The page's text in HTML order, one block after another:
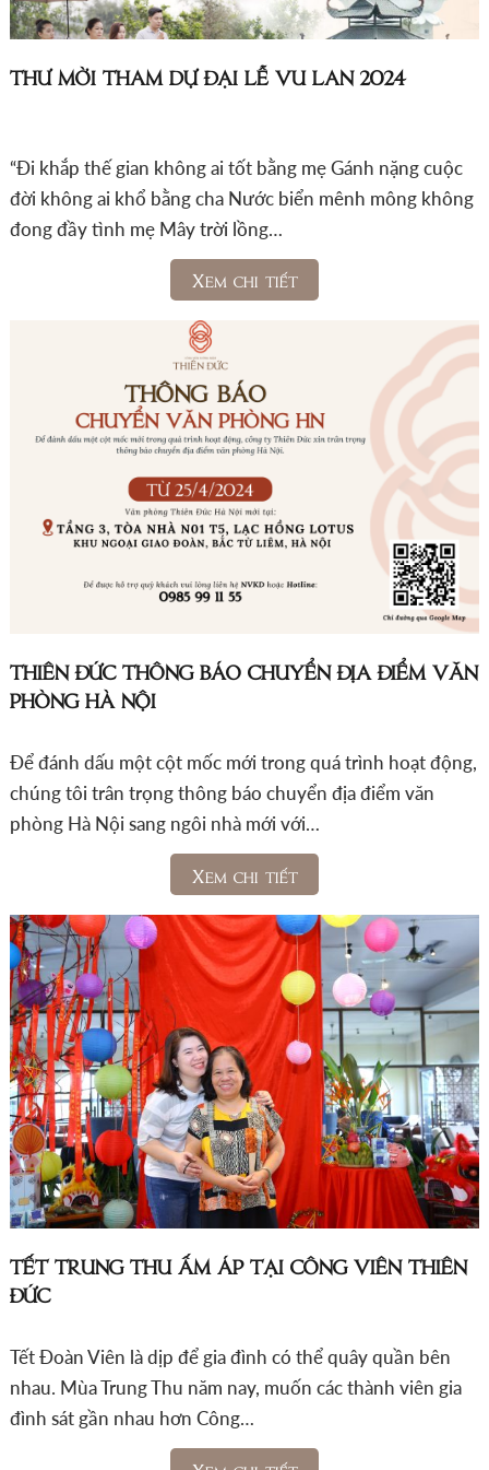
THƯ MỜI THAM DỰ ĐẠI LỄ VU LAN 2024
“Đi khắp thế gian không ai tốt bằng mẹ Gánh nặng cuộc
đời không ai khổ bằng cha Nước biển mênh mông không
đong đầy tình mẹ Mây trời lồng…
Xem chi tiết
THIÊN ĐỨC THÔNG BÁO CHUYỂN ĐỊA ĐIỂM VĂN
PHÒNG HÀ NỘI
Để đánh dấu một cột mốc mới trong quá trình hoạt động,
chúng tôi trân trọng thông báo chuyển địa điểm văn
phòng Hà Nội sang ngôi nhà mới với…
Xem chi tiết
TẾT TRUNG THU ẤM ÁP TẠI CÔNG VIÊN THIÊN
ĐỨC
Tết Đoàn Viên là dịp để gia đình có thể quây quần bên
nhau. Mùa Trung Thu năm nay, muốn các thành viên gia
đình sát gần nhau hơn Công…